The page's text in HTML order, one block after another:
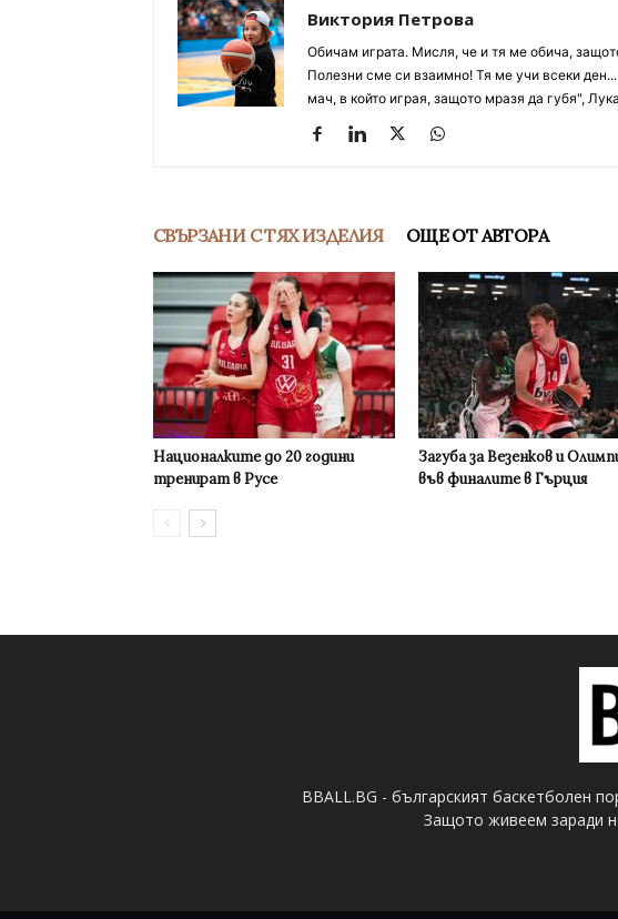
Виктория Петрова
Обичам играта. Мисля, че и тя ме обича,
Полезни сме си взаимно! Тя ме учи всеки ден...
мач, в който играя, защото мразя да губя",
СВЪРЗАНИ С ТЯХ ИЗДЕЛИЯ ОЩЕ ОТ АВТОРА
Националките до 20 години
тренират в Русе
Загуба за Везенков и
във финалите в Гърция
BBALL.BG - българският баскетболен
Защото живеем заради